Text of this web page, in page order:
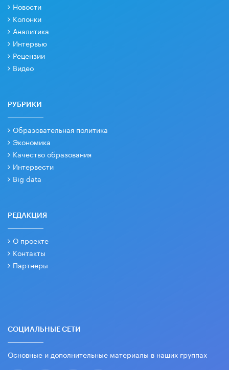
Новости
Колонки
Аналитика
Интервью
Рецензии
Видео
РУБРИКИ
Образовательная политика
Экономика
Качество образования
Интервести
Big data
РЕДАКЦИЯ
О проекте
Контакты
Партнеры
СОЦИАЛЬНЫЕ СЕТИ
Основные и дополнительные материалы в наших группах